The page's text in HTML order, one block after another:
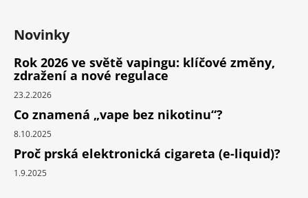
Novinky
Rok 2026 ve světě vapingu: klíčové změny,
zdražení a nové regulace
23.2.2026
Co znamená „vape bez nikotinu“?
8.10.2025
Proč prská elektronická cigareta (e-liquid)?
1.9.2025